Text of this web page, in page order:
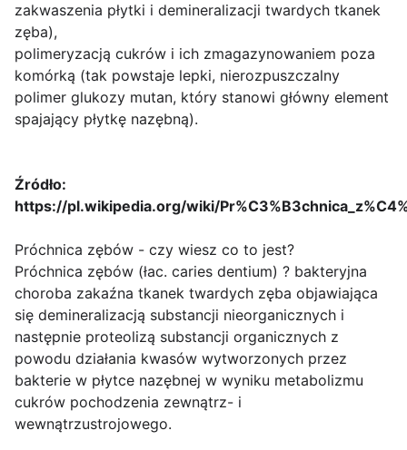
zakwaszenia płytki i demineralizacji twardych tkanek
zęba),
polimeryzacją cukrów i ich zmagazynowaniem poza
komórką (tak powstaje lepki, nierozpuszczalny
polimer glukozy mutan, który stanowi główny element
spajający płytkę nazębną).
Źródło:
https://pl.wikipedia.org/wiki/
Próchnica zębów - czy wiesz co to jest?
Próchnica zębów (łac. caries dentium) ? bakteryjna
choroba zakaźna tkanek twardych zęba objawiająca
się demineralizacją substancji nieorganicznych i
następnie proteolizą substancji organicznych z
powodu działania kwasów wytworzonych przez
bakterie w płytce nazębnej w wyniku metabolizmu
cukrów pochodzenia zewnątrz- i
wewnątrzustrojowego.